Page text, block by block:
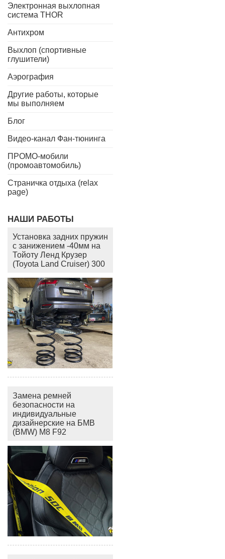
Электронная выхлопная
система THOR
Антихром
Выхлоп (спортивные
глушители)
Аэрография
Другие работы, которые
мы выполняем
Блог
Видео-канал Фан-тюнинга
ПРОМО-мобили
(промоавтомобиль)
Страничка отдыха (relax
page)
НАШИ РАБОТЫ
Установка задних пружин
с занижением -40мм на
Тойоту Ленд Крузер
(Toyota Land Cruiser) 300
Замена ремней
безопасности на
индивидуальные
дизайнерские на БМВ
(BMW) M8 F92